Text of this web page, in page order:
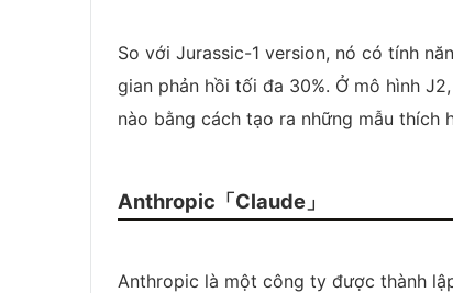
So với Jurassic-1 version, nó có tính
gian phản hồi tối đa 30%. Ở mô hình
nào bằng cách tạo ra những mẫu thích
Anthropic「Claude」
Anthropic là một công ty được thành